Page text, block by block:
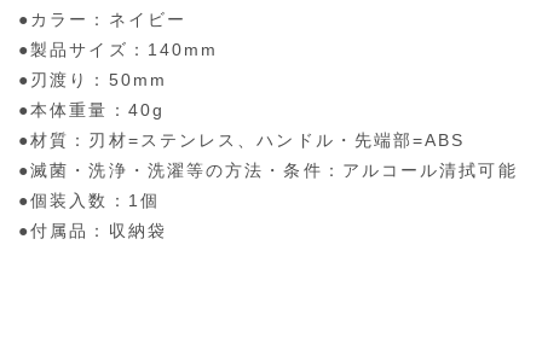
●カラー：ネイビー
●製品サイズ：140mm
●刃渡り：50mm
●本体重量：40g
●材質：刃材=ステンレス、ハンドル・先端部=ABS
●滅菌・洗浄・洗濯等の方法・条件：アルコール清拭可能
●個装入数：1個
●付属品：収納袋